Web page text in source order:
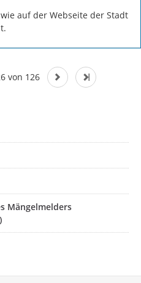
auf der Webseite der Stadt
von 126
Mängelmelders